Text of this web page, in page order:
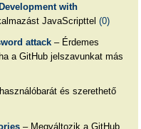
with
JavaScripttel (0)
attack– Érdemes
a GitHub jelszavunkat más
és szerethető
– Megváltozik a GitHub